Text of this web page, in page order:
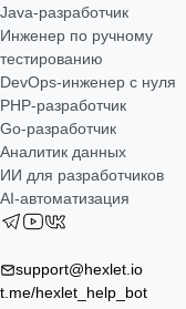
Java-разработчик
Инженер по ручному
тестированию
DevOps-инженер с нуля
РНР-разработчик
Go-разработчик
Аналитик данных
ИИ для разработчиков
AI-автоматизация
support@hexlet.io
t.me/hexlet_help_bot